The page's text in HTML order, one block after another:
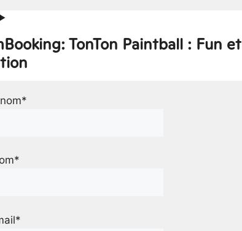
TonTon Paintball : Fun et